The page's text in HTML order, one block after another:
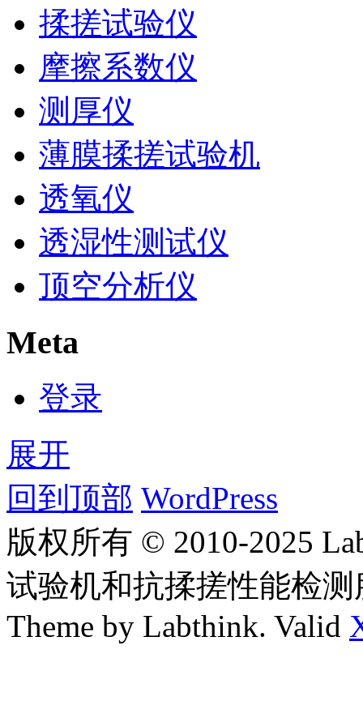
揉搓试验仪
摩擦系数仪
测厚仪
薄膜揉搓试验机
透氧仪
透湿性测试仪
顶空分析仪
Meta
登录
展开
回到顶部 WordPress
版权所有 © 2010-2025
试验机和抗揉搓性能检
Theme by Labthink. Valid